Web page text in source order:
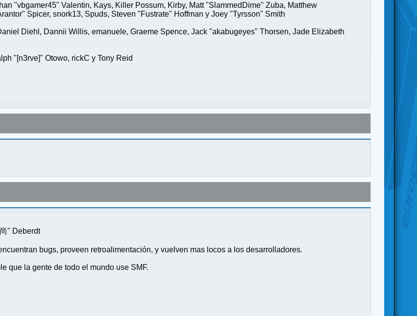
"vbgamer45" Valentin, Kays, Killer Possum, Kirby, Matt "SlammedDime" Zuba, Matthew
Spicer, snork13, Spuds, Steven "Fustrate" Hoffman y Joey "Tyrsson" Smith
Diehl, Dannii Willis, emanuele, Graeme Spence, Jack "akabugeyes" Thorsen, Jade Elizabeth
"[n3rve]" Otowo, rickC y Tony Reid
" Deberdt
bugs, proveen retroalimentación, y vuelven mas locos a los desarrolladores.
que la gente de todo el mundo use SMF.